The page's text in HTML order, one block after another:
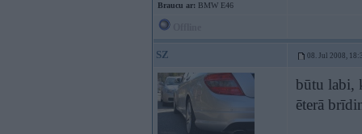
Braucu ar: BMW E46
SZ 08. Jul 2008,
būtu labi,
ēterā